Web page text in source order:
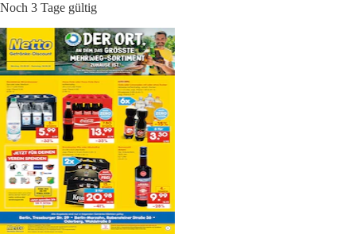
Noch 3 Tage gültig